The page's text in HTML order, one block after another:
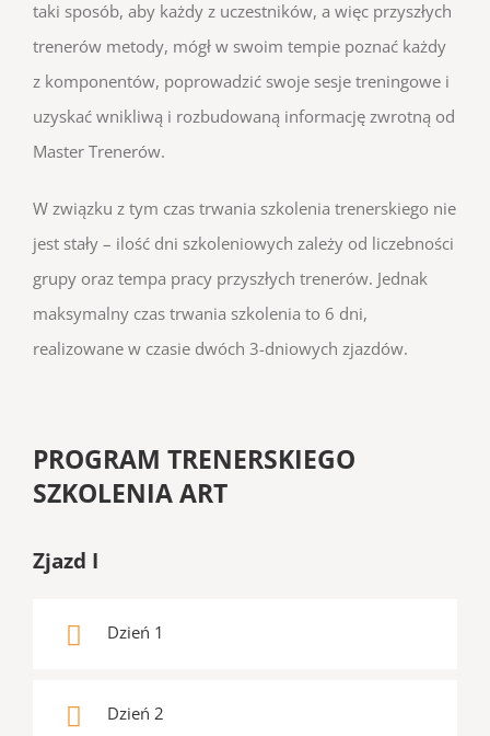
taki sposób, aby każdy z uczestników, a więc przyszłych
trenerów metody, mógł w swoim tempie poznać każdy
z komponentów, poprowadzić swoje sesje treningowe i
uzyskać wnikliwą i rozbudowaną informację zwrotną od
Master Trenerów.
W związku z tym czas trwania szkolenia trenerskiego nie
jest stały – ilość dni szkoleniowych zależy od liczebności
grupy oraz tempa pracy przyszłych trenerów. Jednak
maksymalny czas trwania szkolenia to 6 dni,
realizowane w czasie dwóch 3-dniowych zjazdów.
PROGRAM TRENERSKIEGO
SZKOLENIA ART
Zjazd I
Dzień 1
Dzień 2